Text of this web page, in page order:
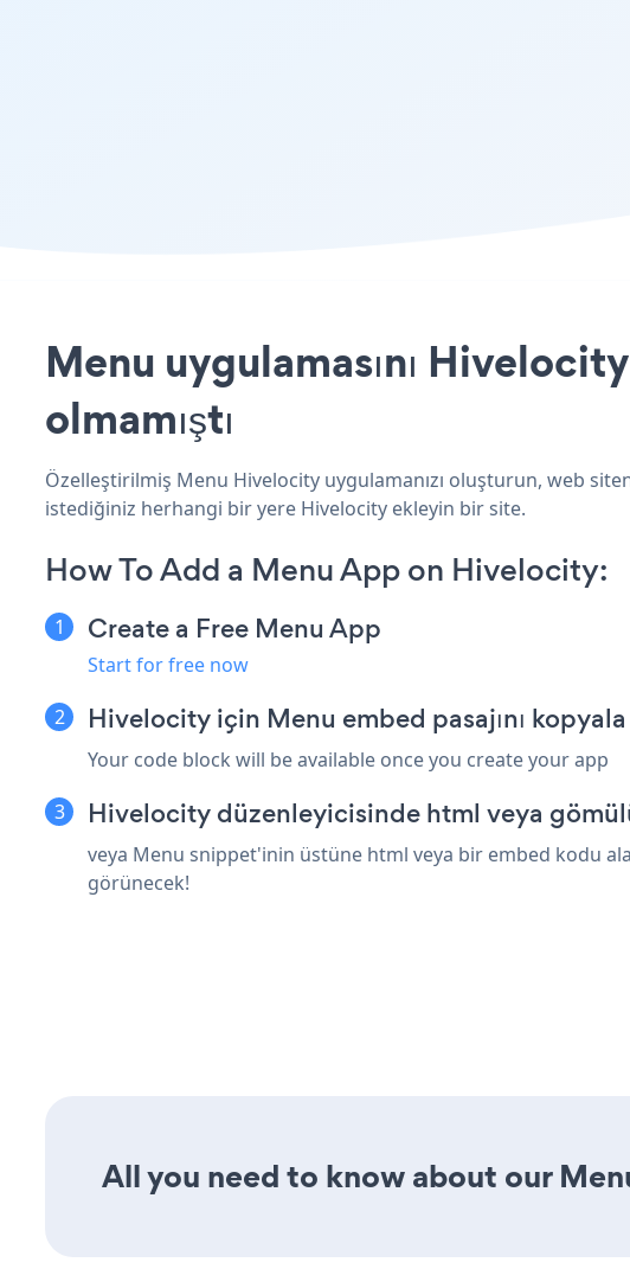
Menu uygulamasını
olmamıştı
Özelleştirilmiş Menu Hivelocity uygulamanızı oluşturun, web
istediğiniz herhangi bir yere Hivelocity ekleyin bir site.
How To Add a Menu App on Hivelocity:
Create a Free Menu App
Start for free now
Hivelocity için Menu embed pasajını kopyala
Your code block will be available once you create your app
Hivelocity düzenleyicisinde html veya
veya Menu snippet'inin üstüne html veya bir embed kodu
görünecek!
All you need to know about our